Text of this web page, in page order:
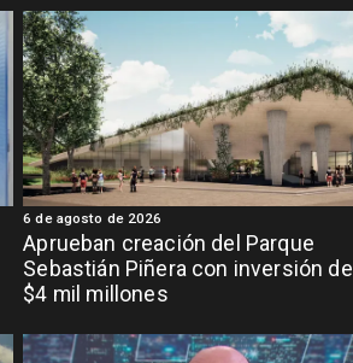
Aprueban creación del Parque
Sebastián Piñera con inversión de
$4 mil millones
6 de agosto de 2026